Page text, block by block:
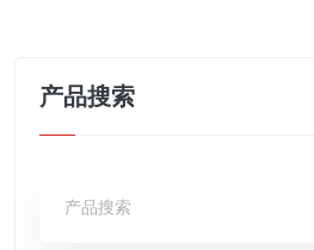
产品搜索